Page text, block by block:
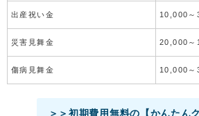
出産祝い金 10,000～
災害見舞金 20,000～
傷病見舞金 10,000～
＞＞初期費用無料の【かんたん